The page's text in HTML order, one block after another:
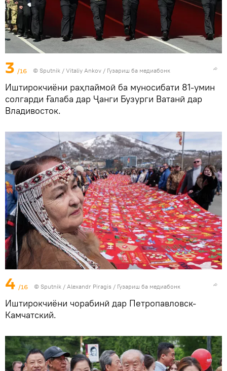
3 /16 © Sputnik / Vitaliy Ankov / Гузариш ба медиабонк
Иштирокчиёни раҳпаймоӣ ба муносибати 81-умин
солгарди Ғалаба дар Ҷанги Бузурги Ватанӣ дар
Владивосток.
4 /16 © Sputnik / Alexandr Piragis / Гузариш ба медиабонк
Иштирокчиёни чорабинӣ дар Петропавловск-
Камчатский.